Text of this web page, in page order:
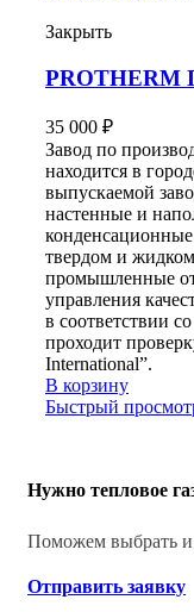
Закрыть
PROTHERM
35 000 ₽
Завод по
находится в
выпускаемой
настенные и
твердом и
промышленные
управления
в соответствии
проходит
International”.
В корзину
Быстрый
Нужно тепловое
Поможем выбрать и
Отправить заявку